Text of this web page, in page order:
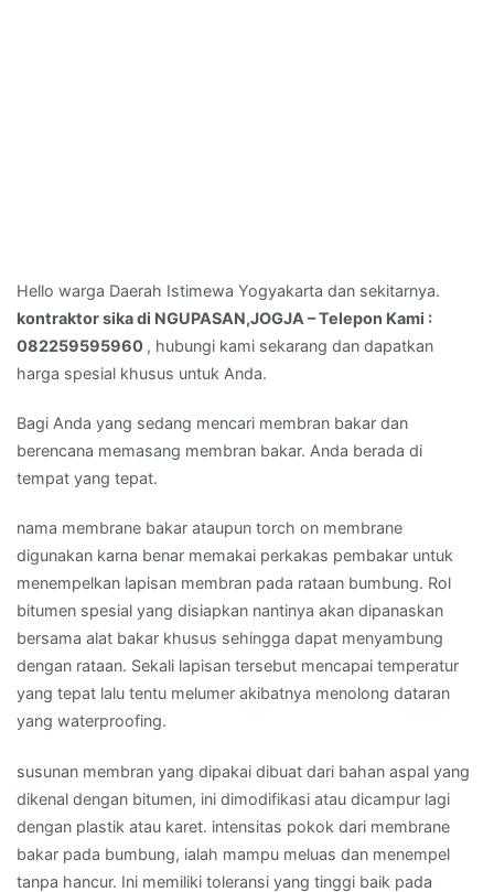
Hello warga Daerah Istimewa Yogyakarta dan sekitarnya.
kontraktor sika di NGUPASAN,JOGJA – Telepon Kami :
082259595960 , hubungi kami sekarang dan dapatkan
harga spesial khusus untuk Anda.
Bagi Anda yang sedang mencari membran bakar dan
berencana memasang membran bakar. Anda berada di
tempat yang tepat.
nama membrane bakar ataupun torch on membrane
digunakan karna benar memakai perkakas pembakar untuk
menempelkan lapisan membran pada rataan bumbung. Rol
bitumen spesial yang disiapkan nantinya akan dipanaskan
bersama alat bakar khusus sehingga dapat menyambung
dengan rataan. Sekali lapisan tersebut mencapai temperatur
yang tepat lalu tentu melumer akibatnya menolong dataran
yang waterproofing.
susunan membran yang dipakai dibuat dari bahan aspal yang
dikenal dengan bitumen, ini dimodifikasi atau dicampur lagi
dengan plastik atau karet. intensitas pokok dari membrane
bakar pada bumbung, ialah mampu meluas dan menempel
tanpa hancur. Ini memiliki toleransi yang tinggi baik pada